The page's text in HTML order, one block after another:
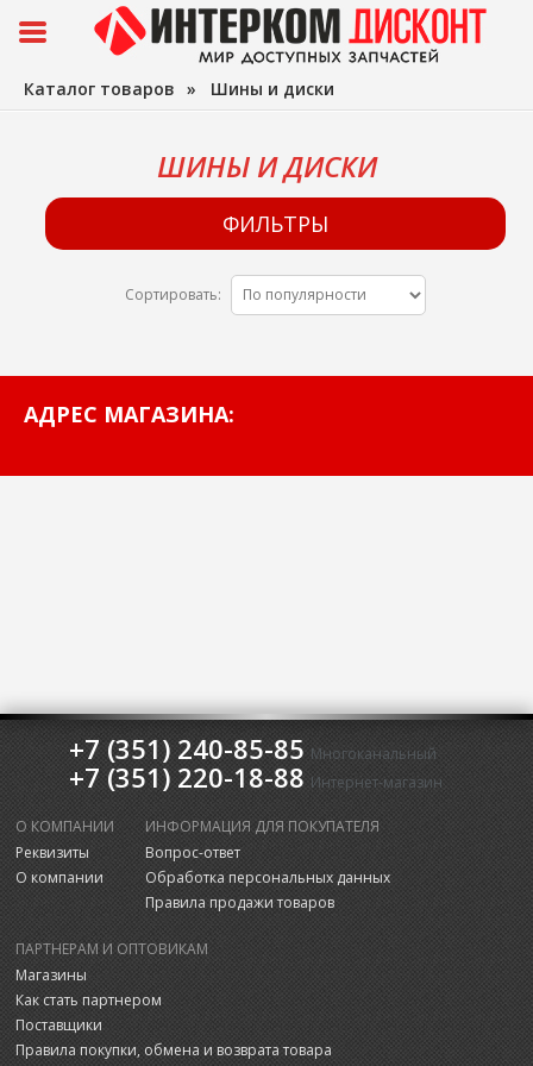
Каталог товаров » Шины и диски
ШИНЫ И ДИСКИ
ФИЛЬТРЫ
Сортировать:
АДРЕС МАГАЗИНА:
+7 (351) 240-85-85 Многоканальный
+7 (351) 220-18-88 Интернет-магазин
О КОМПАНИИ
Реквизиты
О компании
ИНФОРМАЦИЯ ДЛЯ ПОКУПАТЕЛЯ
Вопрос-ответ
Обработка персональных данных
Правила продажи товаров
ПАРТНЕРАМ И ОПТОВИКАМ
Магазины
Как стать партнером
Поставщики
Правила покупки, обмена и возврата товара